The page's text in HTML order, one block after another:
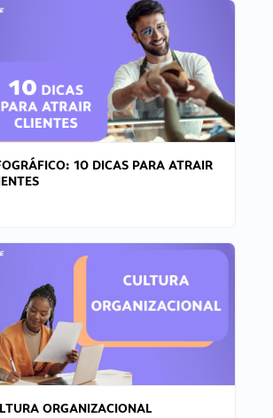
10 DICAS PARA ATRAIR
ORGANIZACIONAL